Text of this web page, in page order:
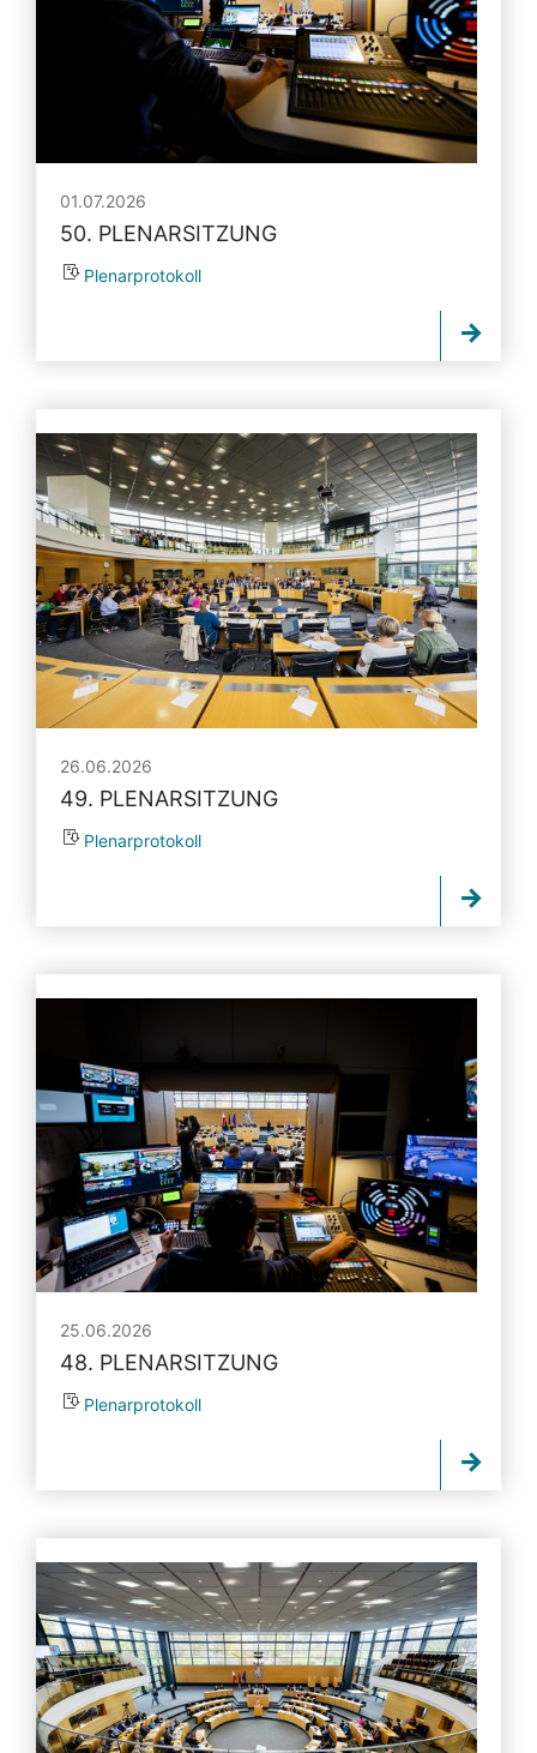
01.07.2026
50. PLENARSITZUNG
Plenarprotokoll
26.06.2026
49. PLENARSITZUNG
Plenarprotokoll
25.06.2026
48. PLENARSITZUNG
Plenarprotokoll